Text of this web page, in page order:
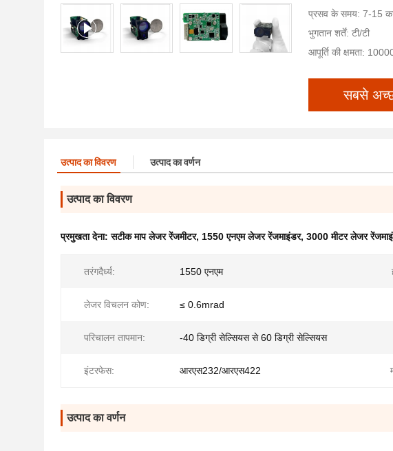
प्रसव के समय: 7-15
भुगतान शर्तें: टी/टी
आपूर्ति की क्षमता:
सबसे
उत्पाद का विवरण उत्पाद का वर्णन
उत्पाद का विवरण
प्रमुखता देना:सटीक माप लेजर रेंजमीटर, 1550 एनएम लेजर रेंजमाइंडर, 3000 मीटर लेजर
तरंगदैर्ध्य: 1550 एनएम
लेजर विचलन कोण: ≤ 0.6mrad
परिचालन तापमान: -40 डिग्री सेल्सियस से 60 डिग्री सेल्सियस
इंटरफेस: आरएस232/आरएस422
उत्पाद का वर्णन